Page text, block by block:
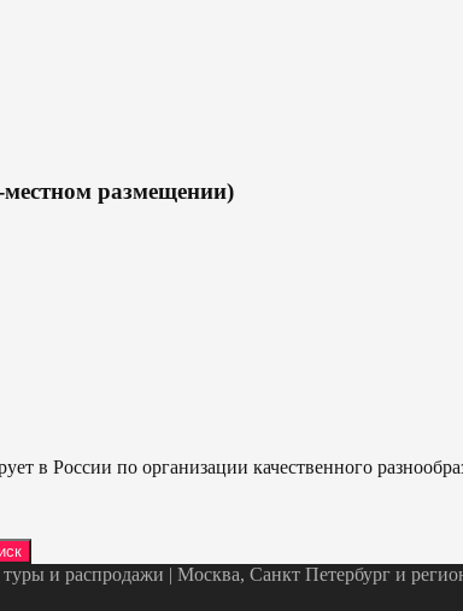
размещении)
в России по организации качественного
и распродажи | Москва, Санкт Петербург и